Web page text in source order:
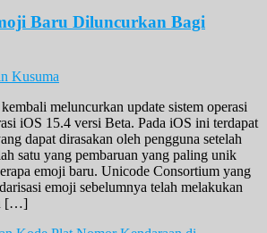
Baru Diluncurkan Bagi
Kusuma
meluncurkan update sistem operasi
iOS 15.4 versi Beta. Pada iOS ini terdapat
dapat dirasakan oleh pengguna setelah
satu yang pembaruan yang paling unik
emoji baru. Unicode Consortium yang
emoji sebelumnya telah melakukan
[…]